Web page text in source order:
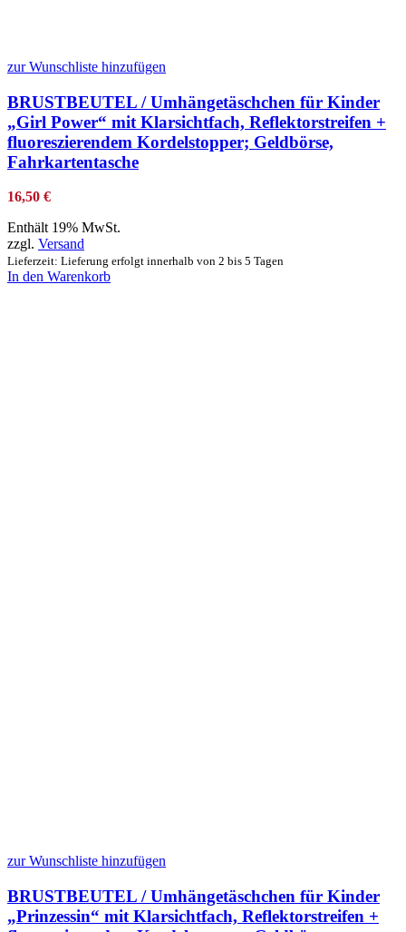
zur Wunschliste hinzufügen
BRUSTBEUTEL / Umhängetäschchen für Kinder
„Girl Power“ mit Klarsichtfach, Reflektorstreifen +
fluoreszierendem Kordelstopper; Geldbörse,
Fahrkartentasche
16,50 €
Enthält 19% MwSt.
zzgl. Versand
Lieferzeit: Lieferung erfolgt innerhalb von 2 bis 5 Tagen
In den Warenkorb
zur Wunschliste hinzufügen
BRUSTBEUTEL / Umhängetäschchen für Kinder
„Prinzessin“ mit Klarsichtfach, Reflektorstreifen +